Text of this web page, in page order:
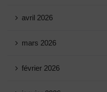
avril 2026
mars 2026
février 2026